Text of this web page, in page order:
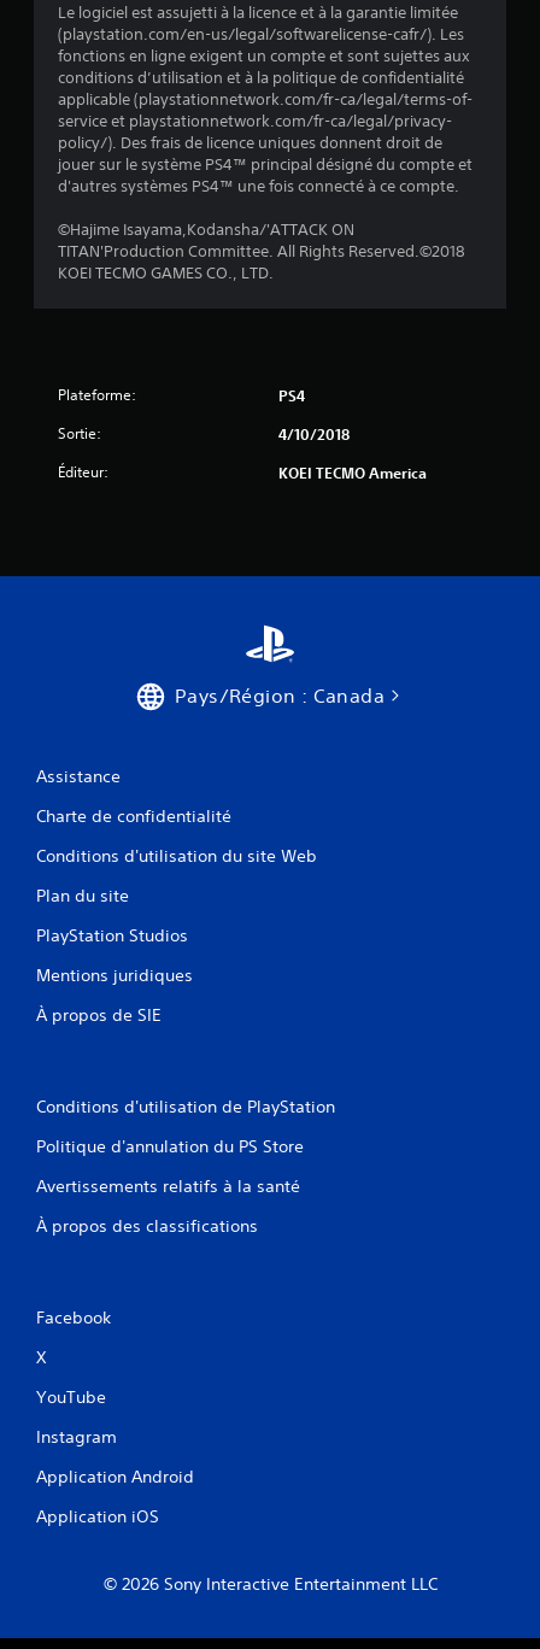
Le logiciel est assujetti à la licence et à la garantie limitée
(playstation.com/en-us/legal/softwarelicense-cafr/). Les
fonctions en ligne exigent un compte et sont sujettes aux
conditions d’utilisation et à la politique de confidentialité
applicable (playstationnetwork.com/fr-ca/legal/terms-of-
service et playstationnetwork.com/fr-ca/legal/privacy-
policy/). Des frais de licence uniques donnent droit de
jouer sur le système PS4™ principal désigné du compte et
d'autres systèmes PS4™ une fois connecté à ce compte.
©Hajime Isayama,Kodansha/'ATTACK ON
TITAN'Production Committee. All Rights Reserved.©2018
KOEI TECMO GAMES CO., LTD.
Plateforme: PS4
Sortie: 4/10/2018
Éditeur: KOEI TECMO America
Pays/Région : Canada
Assistance
Charte de confidentialité
Conditions d'utilisation du site Web
Plan du site
PlayStation Studios
Mentions juridiques
À propos de SIE
Conditions d'utilisation de PlayStation
Politique d'annulation du PS Store
Avertissements relatifs à la santé
À propos des classifications
Facebook
X
YouTube
Instagram
Application Android
Application iOS
© 2026 Sony Interactive Entertainment LLC